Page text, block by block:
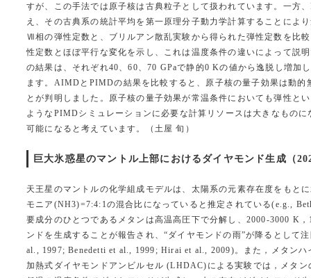
すが、この手法では原子核は古典粒子として扱われています。一方
え、その古典系の統計平均を第一原理分子動力学計算することに
Ⅶ相の弾性定数と、ブリルアン散乱実験から得られた弾性定数を比
性定数とほぼ平行な変化を示し、これは温度条件の違いによって
の結果は、それぞれ40、60、70 GPaで静的0 Kの値から逸脱し増加
ます。AIMDとPIMDの結果を比較すると、原子核の量子効果は動
とが判明しました。原子核の量子効果が常温条件においても弾性と
ようなPIMDシミュレーションに必要な計算リソースは大きなもの
可能になると考えています。（土屋 旬）
巨大氷惑星のマントル上部におけるダイヤモンド生成（
天王星のマントルの化学組成モデルは、太陽系の元素存在度をもと
モニア(NH3)=7:4:1の混合比になっていると推定されている(e.g.,
要成分のひとつであるメタンは高温高圧下で分解し、2000-3000 K
ンドを生成することが報告され、“ダイヤモンドの雨”が降るとして
al., 1997; Benedetti et al., 1999; Hirai et al., 2009)。また，メタンハ
加熱式ダイヤモンドアンビルセル (LHDAC)による実験では，メタ